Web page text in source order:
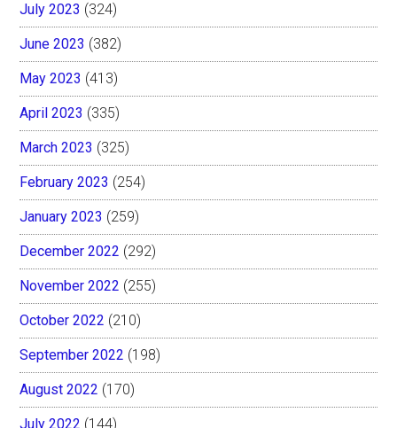
July 2023 (324)
June 2023 (382)
May 2023 (413)
April 2023 (335)
March 2023 (325)
February 2023 (254)
January 2023 (259)
December 2022 (292)
November 2022 (255)
October 2022 (210)
September 2022 (198)
August 2022 (170)
July 2022 (144)